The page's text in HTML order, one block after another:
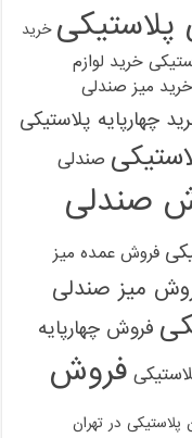
خرید
خرید لوازم
خرید میز صندلی
چهارپایه پلاستیکی
صندلی
صندلی
فروش عمده میز
میز صندلی
فروش چهارپایه
فروش
در تهران